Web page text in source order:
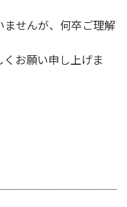
ませんが、何卒ご理解
お願い申し上げま